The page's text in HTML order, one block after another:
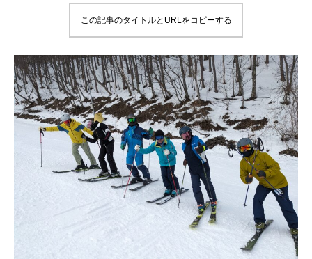
鷲ヶ岳＆高鷲スノーパーク
宮城山形
岩手高原
白馬五竜FA
レッスンテーマから選ぶ Lesson Theme
初級1
初級2
この記事のタイトルとURLをコピーする